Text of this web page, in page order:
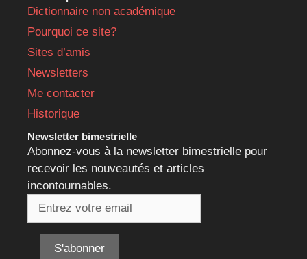
Dictionnaire non académique
Pourquoi ce site?
Sites d’amis
Newsletters
Me contacter
Historique
Newsletter bimestrielle
Abonnez-vous à la newsletter bimestrielle pour
recevoir les nouveautés et articles
incontournables.